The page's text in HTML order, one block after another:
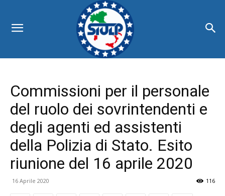
Commissioni per il personale
del ruolo dei sovrintendenti e
degli agenti ed assistenti
della Polizia di Stato. Esito
riunione del 16 aprile 2020
16 Aprile 2020 116